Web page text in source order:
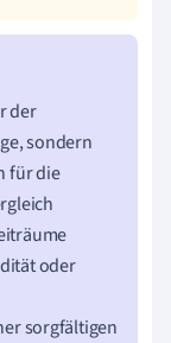
der
sondern
für die
oder
sorgfältigen